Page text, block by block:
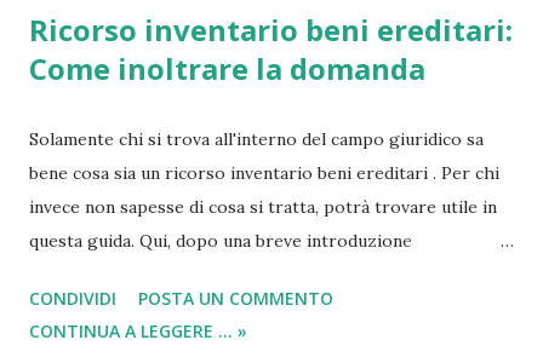
Ricorso inventario beni ereditari:
Come inoltrare la domanda
Solamente chi si trova all'interno del campo giuridico sa
bene cosa sia un ricorso inventario beni ereditari . Per chi
invece non sapesse di cosa si tratta, potrà trovare utile in
questa guida. Qui, dopo una breve introduzione
come inoltrare un ricorso per inventario dei beni ereditari,
i costi e il modello da scaricare per compilare la richiesta.
CONDIVIDI
POSTA UN COMMENTO
CONTINUA A LEGGERE ... »